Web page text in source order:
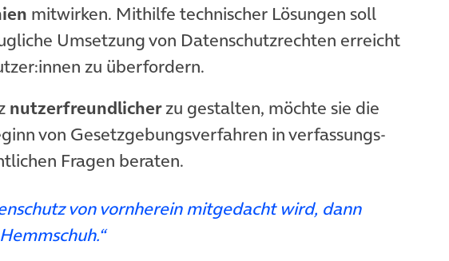
mitwirken. Mithilfe technischer Lösungen soll
Umsetzung von Datenschutzrechten erreicht
zu überfordern.
nutzerfreundlicherzu gestalten, möchte sie die
von Gesetzgebungsverfahren in verfassungs-
Fragen beraten.
von vornherein mitgedacht wird, dann